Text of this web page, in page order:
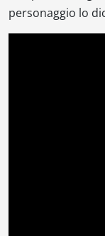
personaggio lo